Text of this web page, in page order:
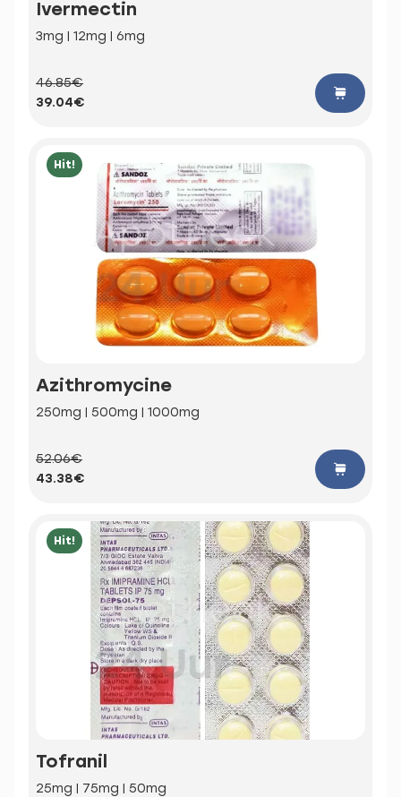
Ivermectin
3mg | 12mg | 6mg
46.85€
39.04€
Hit!
Azithromycine
250mg | 500mg | 1000mg
52.06€
43.38€
Hit!
Tofranil
25mg | 75mg | 50mg